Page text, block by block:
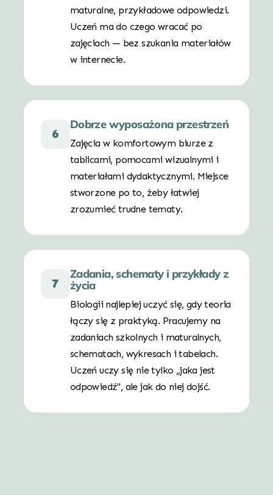
maturalne, przykładowe odpowiedzi.
Uczeń ma do czego wracać po
zajęciach — bez szukania materiałów
w internecie.
6
Dobrze wyposażona przestrzeń
Zajęcia w komfortowym biurze z
tablicami, pomocami wizualnymi i
materiałami dydaktycznymi. Miejsce
stworzone po to, żeby łatwiej
zrozumieć trudne tematy.
7
Zadania, schematy i przykłady z
życia
Biologii najlepiej uczyć się, gdy teoria
łączy się z praktyką. Pracujemy na
zadaniach szkolnych i maturalnych,
schematach, wykresach i tabelach.
Uczeń uczy się nie tylko „jaka jest
odpowiedź", ale jak do niej dojść.